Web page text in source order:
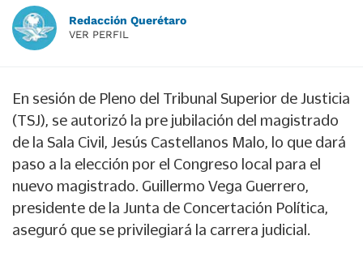
Redacción Querétaro
VER PERFIL
En sesión de Pleno del Tribunal Superior de Justicia
(TSJ), se autorizó la pre jubilación del magistrado
de la Sala Civil, Jesús Castellanos Malo, lo que dará
paso a la elección por el Congreso local para el
nuevo magistrado. Guillermo Vega Guerrero,
presidente de la Junta de Concertación Política,
aseguró que se privilegiará la carrera judicial.